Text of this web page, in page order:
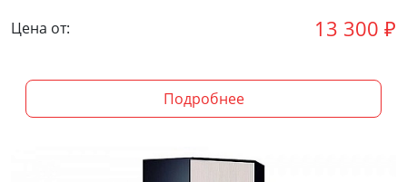
Цена от: 13 300 ₽
Подробнее